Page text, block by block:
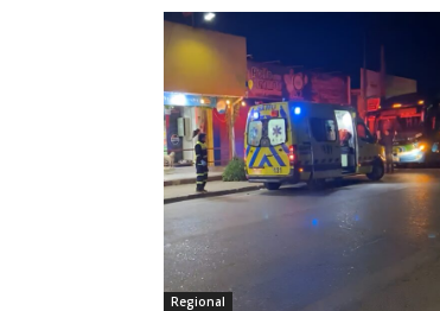
Regional